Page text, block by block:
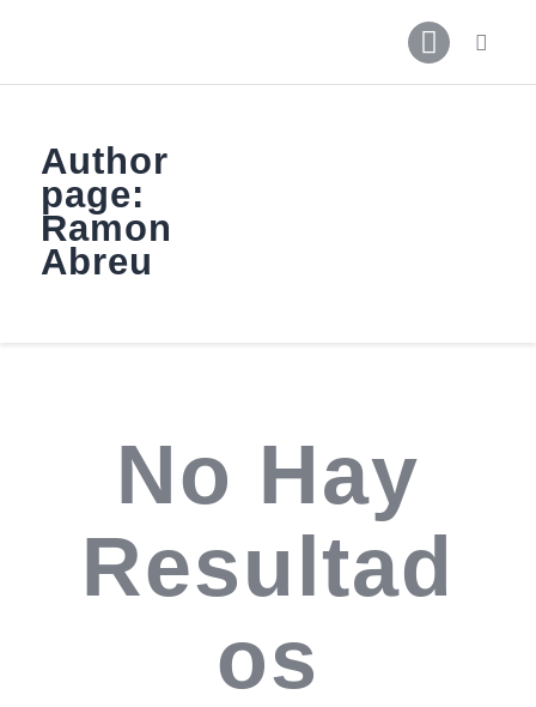
Author
page:
Ramon
Abreu
Inicio
Noticias
Contactos
No Hay
Resultad
os